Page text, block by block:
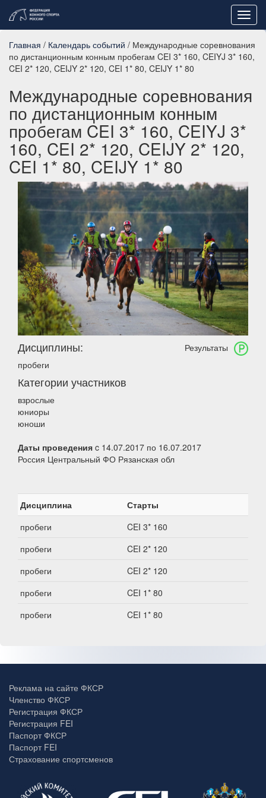
Главная / Календарь событий / Международные соревнования
по дистанционным конным пробегам CEI 3* 160, CEIYJ 3* 160,
CEI 2* 120, CEIJY 2* 120, CEI 1* 80, CEIJY 1* 80
Международные соревнования
по дистанционным конным
пробегам CEI 3* 160, CEIYJ 3*
160, CEI 2* 120, CEIJY 2* 120,
CEI 1* 80, CEIJY 1* 80
Результаты
Дисциплины:
пробеги
Категории участников
взрослые
юниоры
юноши
Даты проведения c 14.07.2017 по 16.07.2017
Россия Центральный ФО Рязанская обл
Дисциплина
Старты
пробеги
CEI 3* 160
пробеги
CEI 2* 120
пробеги
CEI 2* 120
пробеги
CEI 1* 80
пробеги
CEI 1* 80
Реклама на сайте ФКСР
Членство ФКСР
Регистрация ФКСР
Регистрация FEI
Паспорт ФКСР
Паспорт FEI
Страхование спортсменов